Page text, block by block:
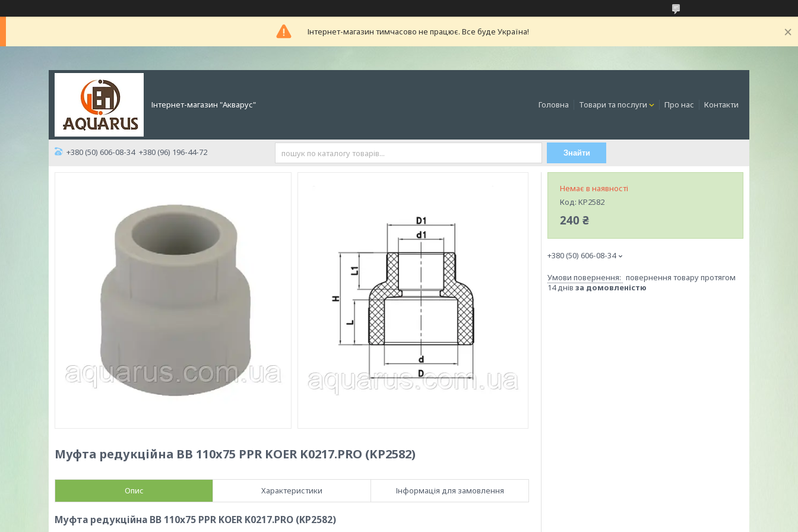
Інтернет-магазин тимчасово не працює. Все буде Україна!
Інтернет-магазин "Акварус" Головна Товари та послуги Про нас Контакти
+380 (50) 606-08-34 +380 (96) 196-44-72 Знайти
Муфта редукційна ВВ 110x75 PPR KOER K0217.PRO (KP2582)
Опис Характеристики Інформація для замовлення
Муфта редукційна ВВ 110x75 PPR KOER K0217.PRO (KP2582)
Немає в наявності
Код: KP2582
240 ₴
+380 (50) 606-08-34
повернення товару протягом
14 днів за домовленістю